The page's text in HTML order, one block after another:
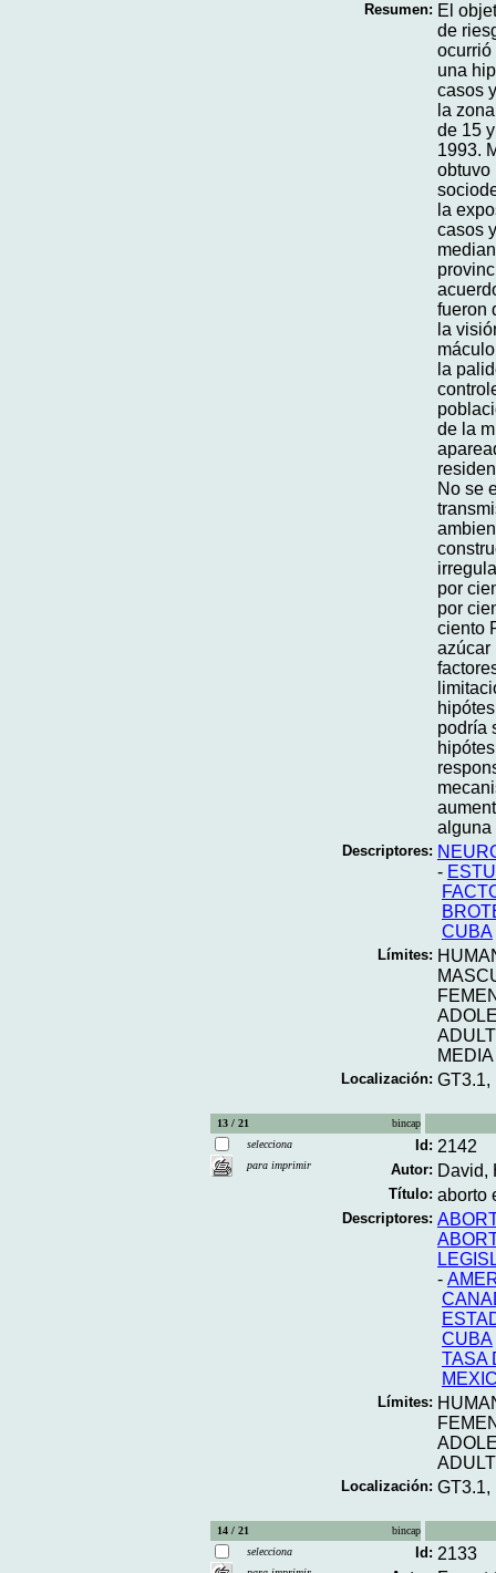
Resumen: El
de
ocurrió
una
casos
la
de 15
1993.
obtuvo
la
casos
fueron
la
la
de la
No se
por
por
ciento
azúcar
podría
alguna
Descriptores:
-
CUBA
Límites:
Localización: GT3.1,
13 / 21
bincap
selecciona
para imprimir
Id: 2142
Autor: David,
Título: aborto
Descriptores:
-
CUBA
TASA
Límites:
Localización: GT3.1,
14 / 21
bincap
selecciona
Id: 2133